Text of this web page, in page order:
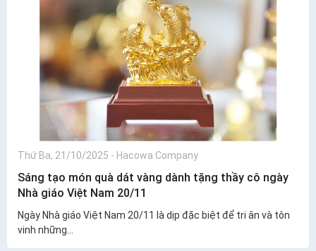
Thứ Ba, 21/10/2025 - Hacowa Company
Sáng tạo món quà dát vàng dành tặng thầy cô ngày
Nhà giáo Việt Nam 20/11
Ngày Nhà giáo Việt Nam 20/11 là dịp đặc biệt để tri ân và tôn
vinh những...